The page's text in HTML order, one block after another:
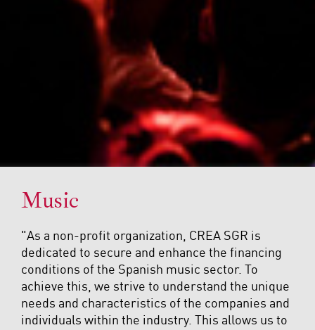
Music
"As a non-profit organization, CREA SGR is
dedicated to secure and enhance the financing
conditions of the Spanish music sector. To
achieve this, we strive to understand the unique
needs and characteristics of the companies and
individuals within the industry. This allows us to